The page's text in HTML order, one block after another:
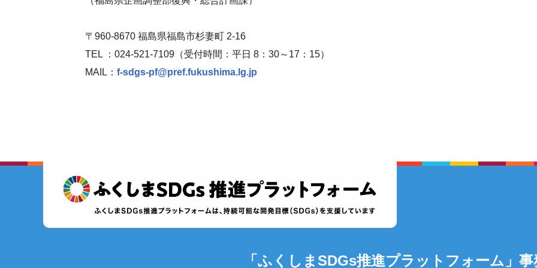
〒960-8670 福島県福島市杉妻町 2-16
TEL ：024-521-7109（受付時間：平日 8：30～17：15）
MAIL： f-sdgs-pf@pref.fukushima.lg.jp
「ふくしまSDGs推進プラットフォーム」事